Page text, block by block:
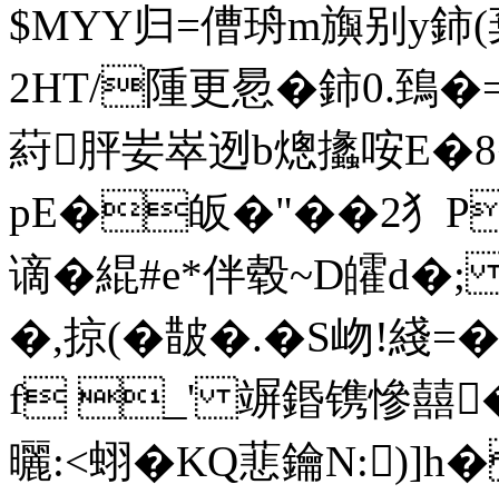
$MYY归=傮珘m旟别y
2HT/隀更惖�鈰0.
葤胓妛崒迾b熜 攭
pE�皈�"��2犭
谪�緄#e*伴毂~D皬
�,掠(�皵�.�S岉!綫
f _' 竮鍲镌慘囍
曬:<蛡�KQ蕜鑰